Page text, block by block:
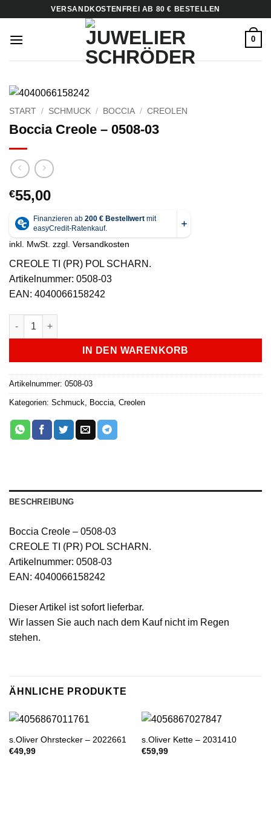
springen
VERSANDKOSTENFREI AB 80 € BESTELLEN
0
START / SCHMUCK / BOCCIA / CREOLEN
Boccia Creole – 0508-03
€55,00
inkl. MwSt. zzgl. Versandkosten
CREOLE TI (PR) POL SCHARN.
Artikelnummer: 0508-03
EAN: 4040066158242
Boccia Creole - 0508-03 Menge
IN DEN WARENKORB
Artikelnummer: 0508-03
Kategorien: Schmuck, Boccia, Creolen
BESCHREIBUNG
Boccia Creole – 0508-03
CREOLE TI (PR) POL SCHARN.
Artikelnummer: 0508-03
EAN: 4040066158242
Dieser Artikel ist sofort lieferbar.
Wir lassen Sie auch nach dem Kauf nicht im Regen
stehen.
ÄHNLICHE PRODUKTE
s.Oliver Ohrstecker – 2022661
€49,99
s.Oliver Kette – 2031410
€59,99